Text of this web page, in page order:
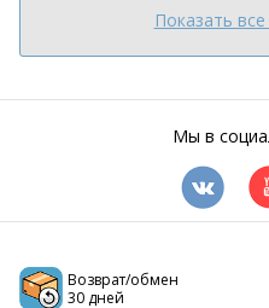
Показать
Мы в
Возврат/обмен
30 дней